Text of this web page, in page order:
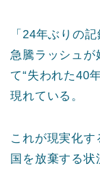
「24年ぶりの
急騰ラッシュが
て“失われた40
現れている。
これが現実化
国を放棄する状